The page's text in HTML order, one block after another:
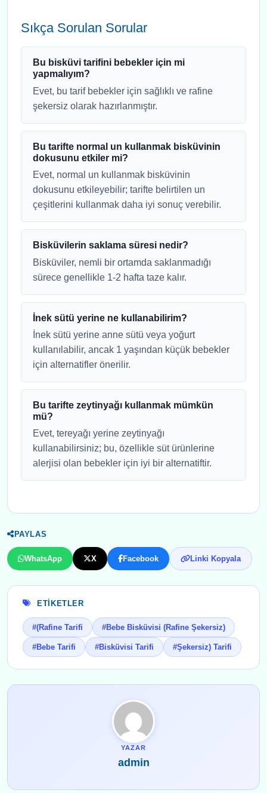
Sıkça Sorulan Sorular
Bu bisküvi tarifini bebekler için mi
yapmalıyım?
Evet, bu tarif bebekler için sağlıklı ve rafine
şekersiz olarak hazırlanmıştır.
Bu tarifte normal un kullanmak bisküvinin
dokusunu etkiler mi?
Evet, normal un kullanmak bisküvinin
dokusunu etkileyebilir; tarifte belirtilen un
çeşitlerini kullanmak daha iyi sonuç verebilir.
Bisküvilerin saklama süresi nedir?
Bisküviler, nemli bir ortamda saklanmadığı
sürece genellikle 1-2 hafta taze kalır.
İnek sütü yerine ne kullanabilirim?
İnek sütü yerine anne sütü veya yoğurt
kullanılabilir, ancak 1 yaşından küçük bebekler
için alternatifler önerilir.
Bu tarifte zeytinyağı kullanmak mümkün
mü?
Evet, tereyağı yerine zeytinyağı
kullanabilirsiniz; bu, özellikle süt ürünlerine
alerjisi olan bebekler için iyi bir alternatiftir.
PAYLAS
WhatsApp X Facebook Linki Kopyala
ETIKETLER
#(Rafine Tarifi #Bebe Bisküvisi (Rafine Şekersiz)
#Bebe Tarifi #Bisküvisi Tarifi #Şekersiz) Tarifi
YAZAR
admin